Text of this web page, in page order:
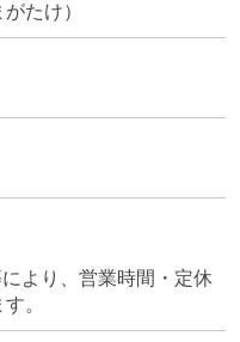
たけ）
より、営業時間・定休
。